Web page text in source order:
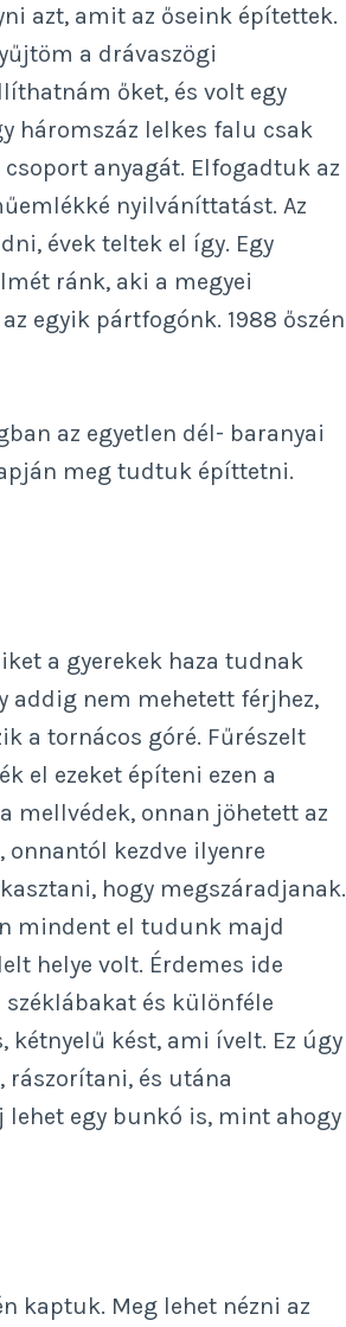
azt, amit az őseink építettek.
a drávaszögi
őket, és volt egy
háromszáz lelkes falu csak
anyagát. Elfogadtuk az
nyilváníttatást. Az
évek teltek el így. Egy
ránk, aki a megyei
egyik pártfogónk. 1988 őszén
az egyetlen dél- baranyai
meg tudtuk építtetni.
a gyerekek haza tudnak
addig nem mehetett férjhez,
a tornácos góré. Fűrészelt
el ezeket építeni ezen a
mellvédek, onnan jöhetett az
onnantól kezdve ilyenre
hogy megszáradjanak.
mindent el tudunk majd
helye volt. Érdemes ide
és különféle
kétnyelű kést, ami ívelt. Ez úgy
rászorítani, és utána
lehet egy bunkó is, mint ahogy
kaptuk. Meg lehet nézni az